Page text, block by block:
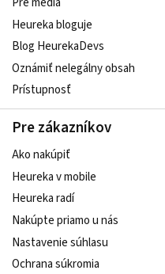
Heureka bloguje
Blog HeurekaDevs
Oznámiť nelegálny obsah
Prístupnosť
Pre zákazníkov
Ako nakúpiť
Heureka v mobile
Heureka radí
Nakúpte priamo u nás
Nastavenie súhlasu
Ochrana súkromia